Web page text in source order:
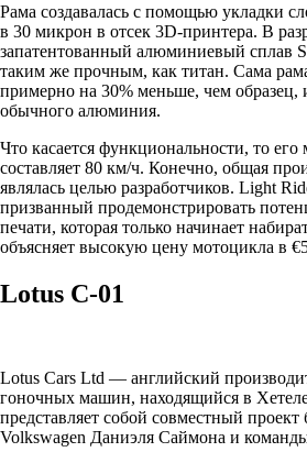
Рама создавалась с помощью укладки
в 30 микрон в отсек 3D-принтера. В
запатентованный алюминиевый сплав
таким же прочным, как титан. Сама
примерно на 30% меньше, чем образец,
обычного алюминия.
Что касается функциональности, то его
составляет 80 км/ч. Конечно, общая
являлась целью разработчиков. Light
призванный продемонстрировать
печати, которая только начинает
объясняет высокую цену мотоцикла в
Lotus C-01
Lotus Cars Ltd — английский
гоночных машин, находящийся в
представляет собой совместный
Volkswagen Даниэля Саймона и